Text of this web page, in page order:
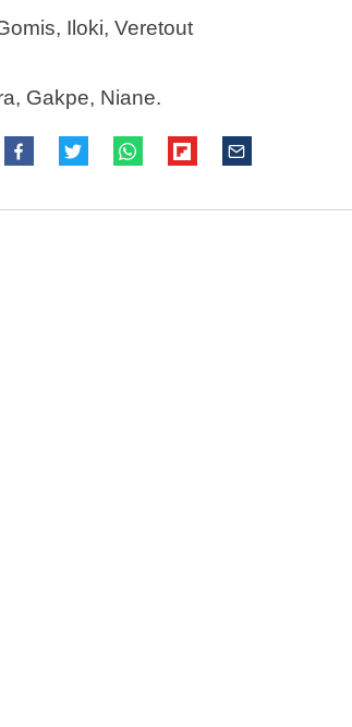
Iloki, Veretout
Gakpe, Niane.